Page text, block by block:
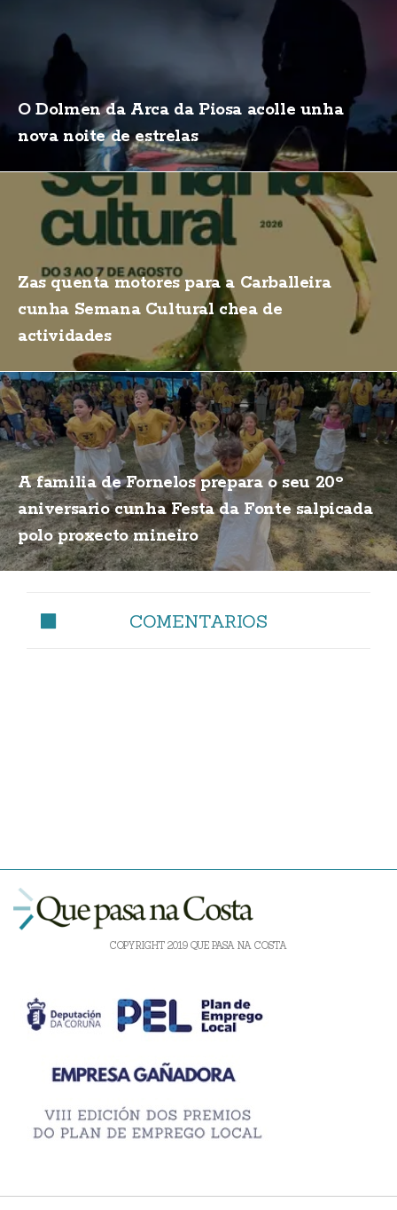
O Dolmen da Arca da Piosa acolle unha
nova noite de estrelas
Zas quenta motores para a Carballeira
cunha Semana Cultural chea de
actividades
A familia de Fornelos prepara o seu 20º
aniversario cunha Festa da Fonte salpicada
polo proxecto mineiro
COMENTARIOS
COPYRIGHT 2019 QUE PASA NA COSTA